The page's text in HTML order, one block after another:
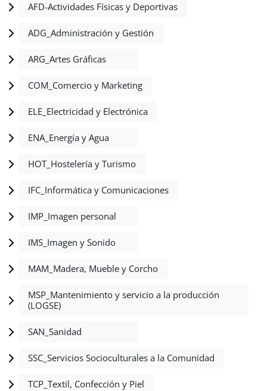
AFD-Actividades Físicas y Deportivas
ADG_Administración y Gestión
ARG_Artes Gráficas
COM_Comercio y Marketing
ELE_Electricidad y Electrónica
ENA_Energía y Agua
HOT_Hostelería y Turismo
IFC_Informática y Comunicaciones
IMP_Imagen personal
IMS_Imagen y Sonido
MAM_Madera, Mueble y Corcho
MSP_Mantenimiento y servicio a la producción
(LOGSE)
SAN_Sanidad
SSC_Servicios Socioculturales a la Comunidad
TCP_Textil, Confección y Piel